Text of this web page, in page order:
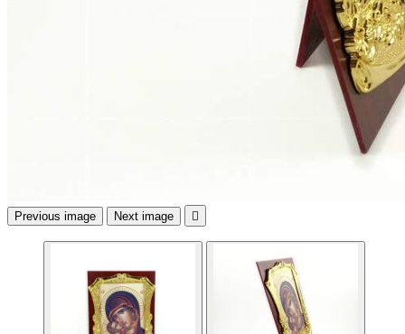
Previous image Next image 